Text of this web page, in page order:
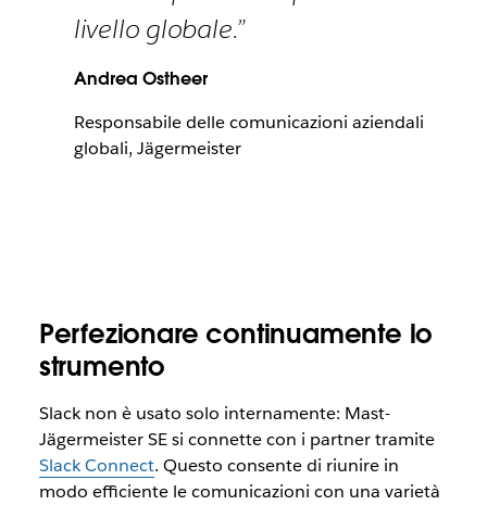
livello globale.”
Andrea Ostheer
Responsabile delle comunicazioni aziendali
globali, Jägermeister
Perfezionare continuamente lo
strumento
Slack non è usato solo internamente: Mast-
Jägermeister SE si connette con i partner tramite
Slack Connect. Questo consente di riunire in
modo efficiente le comunicazioni con una varietà